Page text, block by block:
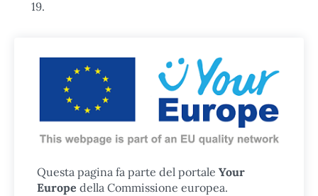
19.
Questa pagina fa parte del portale Your
Europe della Commissione europea.